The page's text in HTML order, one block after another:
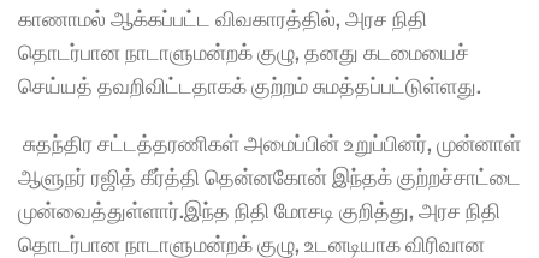
காணாமல் ஆக்கப்பட்ட விவகாரத்தில், அரச நிதி
தொடர்பான நாடாளுமன்றக் குழு, தனது கடமையைச்
செய்யத் தவறிவிட்டதாகக் குற்றம் சுமத்தப்பட்டுள்ளது.
சுதந்திர சட்டத்தரணிகள் அமைப்பின் உறுப்பினர், முன்னாள்
ஆளுநர் ரஜித் கீர்த்தி தென்னகோன் இந்தக் குற்றச்சாட்டை
முன்வைத்துள்ளார்.இந்த நிதி மோசடி குறித்து, அரச நிதி
தொடர்பான நாடாளுமன்றக் குழு, உடனடியாக விரிவான